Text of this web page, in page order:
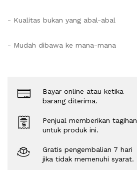
- Kualitas bukan yang abal-abal
- Mudah dibawa ke mana-mana
Bayar online atau ketika
barang diterima.
Penjual memberikan tagihan
untuk produk ini.
Gratis pengembalian 7 hari
jika tidak memenuhi syarat.